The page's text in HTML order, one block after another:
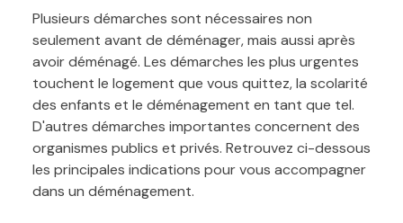
Plusieurs démarches sont nécessaires non
seulement avant de déménager, mais aussi après
avoir déménagé. Les démarches les plus urgentes
touchent le logement que vous quittez, la scolarité
des enfants et le déménagement en tant que tel.
D'autres démarches importantes concernent des
organismes publics et privés. Retrouvez ci-dessous
les principales indications pour vous accompagner
dans un déménagement.